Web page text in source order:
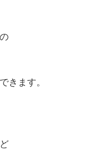
きます。